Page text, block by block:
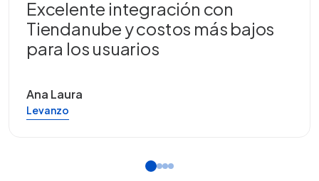
Excelente integración con
Tiendanube y costos más bajos
para los usuarios
Ana Laura
Levanzo